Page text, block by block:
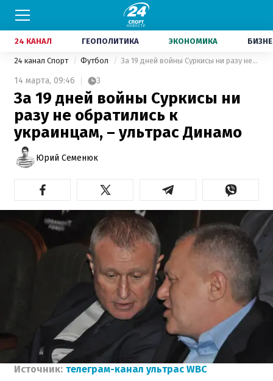
24 КАНАЛ ГЕОПОЛИТИКА ЭКОНОМИКА
24 канал Спорт Футбол За 19 дней войны Суркисы ни разу не обратились к украинцам, – ультрас Динамо
14 марта, 09:46 3
За 19 дней войны Суркисы ни
разу не обратились к
украинцам, – ультрас Динамо
Юрий Семенюк
Источник: телеграм-канал ультрас WBC